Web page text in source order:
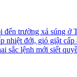
đến trường xả súng ở
nhiệt đới, gió giật cấp
sắc lệnh mới siết